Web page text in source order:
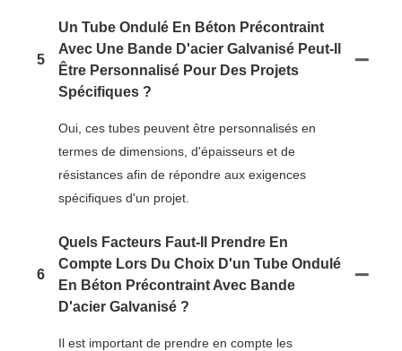
5
Un Tube Ondulé En Béton Précontraint
Avec Une Bande D'acier Galvanisé Peut-Il
Être Personnalisé Pour Des Projets
Spécifiques ?
Oui, ces tubes peuvent être personnalisés en
termes de dimensions, d'épaisseurs et de
résistances afin de répondre aux exigences
spécifiques d'un projet.
6
Quels Facteurs Faut-Il Prendre En
Compte Lors Du Choix D'un Tube Ondulé
En Béton Précontraint Avec Bande
D'acier Galvanisé ?
Il est important de prendre en compte les